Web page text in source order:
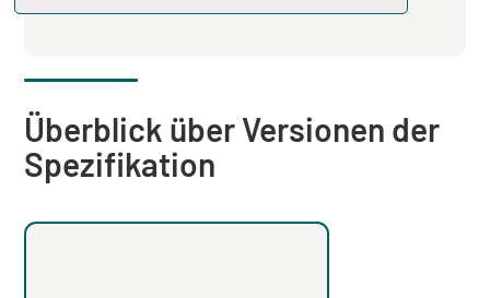
Überblick über Versionen der
Spezifikation